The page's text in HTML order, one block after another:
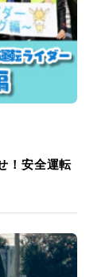
！安全運転